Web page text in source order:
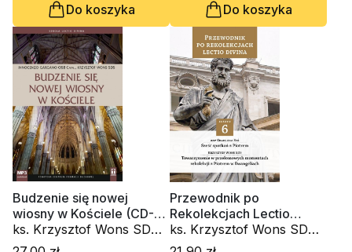
Do koszyka
Do koszyka
Budzenie się nowej
wiosny w Kościele (CD-
audiobook)
ks. Krzysztof Wons SDS,
Innocenzo Gargano
Przewodnik po
Rekolekcjach Lectio
Divina. Zeszyt 6
ks. Krzysztof Wons SDS,